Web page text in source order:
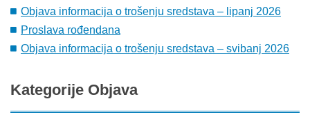
Objava informacija o trošenju sredstava – lipanj 2026
Proslava rođendana
Objava informacija o trošenju sredstava – svibanj 2026
Kategorije Objava